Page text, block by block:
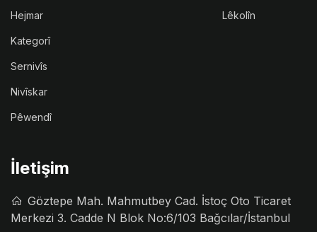
Hejmar
Kategorî
Sernivîs
Nivîskar
Pêwendî
Lêkolîn
İletişim
Göztepe Mah. Mahmutbey Cad. İstoç Oto Ticaret
Merkezi 3. Cadde N Blok No:6/103 Bağcılar/İstanbul